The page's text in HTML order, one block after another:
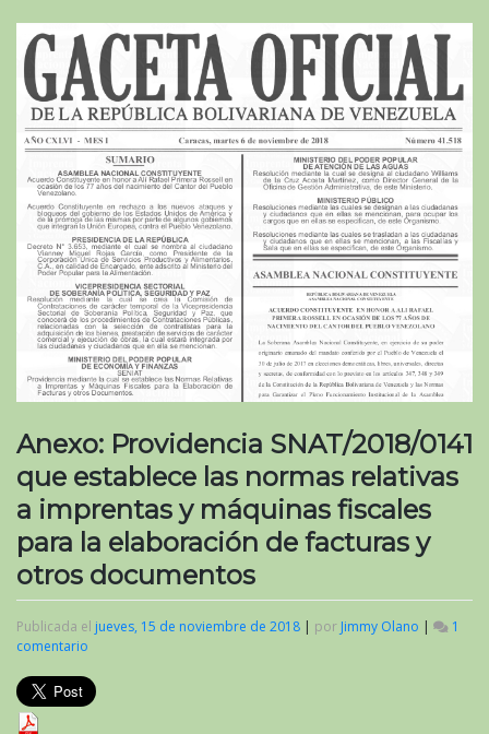
Anexo: Providencia SNAT/2018/0141
que establece las normas relativas
a imprentas y máquinas fiscales
para la elaboración de facturas y
otros documentos
Publicada el jueves, 15 de noviembre de 2018 | por Jimmy Olano |
1
comentario
Providencia
SNAT/2018/0141